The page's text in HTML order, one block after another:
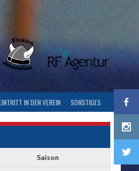
IN DEN VEREIN SONSTIGES
Saison